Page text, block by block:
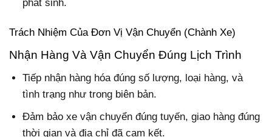
phát sinh.
Trách Nhiệm Của Đơn Vị Vận Chuyển (Chành Xe)
Nhận Hàng Và Vận Chuyển Đúng Lịch Trình
Tiếp nhận hàng hóa đúng số lượng, loại hàng, và
tình trạng như trong biên bản.
Đảm bảo xe vận chuyển đúng tuyến, giao hàng đúng
thời gian và địa chỉ đã cam kết.